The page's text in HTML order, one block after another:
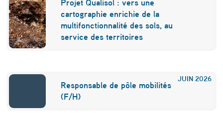
p
a
c
cartographie enrichie de la
multifonctionnalité des sols, au
service des territoires
JUIN 2026
Responsable de pôle mobilités
(F/H)